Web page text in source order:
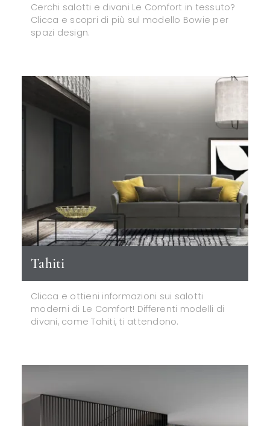
Cerchi salotti e divani Le Comfort in tessuto?
Clicca e scopri di più sul modello Bowie per
spazi design.
Tahiti
Clicca e ottieni informazioni sui salotti
moderni di Le Comfort! Differenti modelli di
divani, come Tahiti, ti attendono.